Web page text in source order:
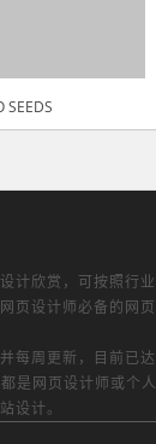
SEEDS
计欣赏 ，可按照行业
页设计师必备的网页
每周更新，目前已达
是网页设计师或个人
设计。